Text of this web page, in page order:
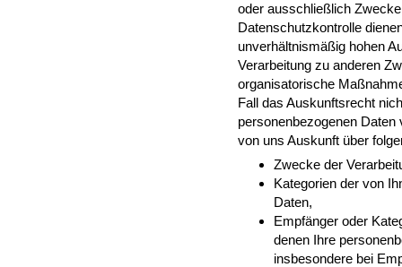
oder ausschließlich
Datenschutzkontrolle
unverhältnismäßig hohen
Verarbeitung zu anderen
organisatorische
Fall das Auskunftsrecht
personenbezogenen
von uns Auskunft über
Zwecke der
Kategorien der von
Daten,
Empfänger oder
denen Ihre
insbesondere bei